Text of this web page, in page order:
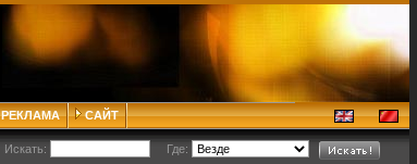
РЕКЛАМА САЙТ
Искать: Где: